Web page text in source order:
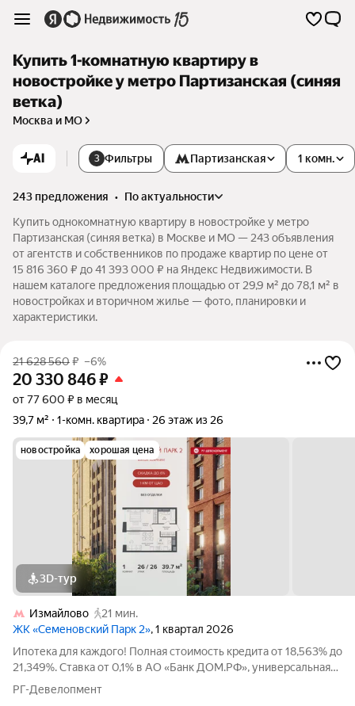
Купить 1-комнатную квартиру в
новостройке у метро Партизанская (синяя
ветка)
Москва и МО
AI 3 Фильтры Партизанская 1 комн.
243 предложения •
по актуальности
Купить однокомнатную квартиру в новостройке у метро
Партизанская (синяя ветка) в Москве и МО — 243 объявления
от агентств и собственников по продаже квартир по цене от
15 816 360 ₽ до 41 393 000 ₽ на Яндекс Недвижимости. В
нашем каталоге предложения площадью от 29,9 м² до 78,1 м² в
новостройках и вторичном жилье — фото, планировки и
характеристики.
21 628 560₽ –6%
20 330 846₽
от 77 600 ₽ в месяц
39,7 м²
1-комн. квартира 26 этаж из 26
новостройка хорошая цена
3D-тур
Измайлово
21 мин.
ЖК «Семеновский Парк 2», 1 квартал 2026
Ипотека для каждого! Полная стоимость кредита от 18,563% до
21,349%. Ставка от 0,1% в АО «Банк ДОМ.РФ», универсальная
лицензия Банка России №2312 от 19.12.2018. В первые 12
месяцев ставка устанавливается при наличии документа о
РГ-Девелопмент